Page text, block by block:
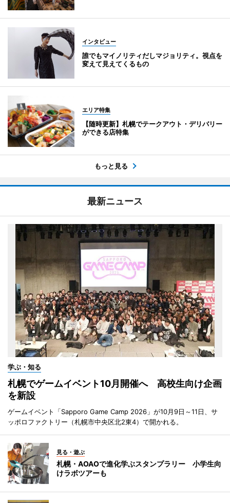
インタビュー
誰でもマイノリティだしマジョリティ。視点を
変えて見えてくるもの
エリア特集
【随時更新】札幌でテークアウト・デリバリー
ができる店特集
もっと見る
最新ニュース
学ぶ・知る
札幌でゲームイベント10月開催へ 高校生向け企画
を新設
ゲームイベント「Sapporo Game Camp 2026」が10月9日～11日、サ
ッポロファクトリー（札幌市中央区北2東4）で開かれる。
見る・遊ぶ
札幌・AOAOで進化学ぶスタンプラリー 小学生向
けラボツアーも